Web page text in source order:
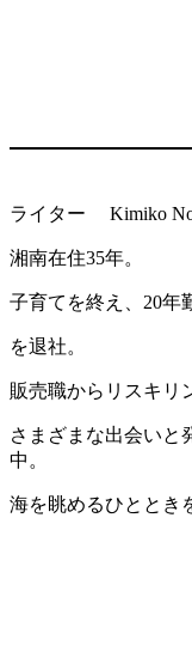
ライター Kimiko
湘南在住35年。
子育てを終え、20年
を退社。
販売職からリスキリ
さまざまな出会いと
中。
海を眺めるひととき